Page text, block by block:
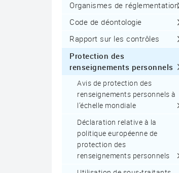
Organismes de réglementation
Code de déontologie
Rapport sur les contrôles
Protection des
renseignements personnels
Avis de protection des
renseignements personnels à
l’échelle mondiale
Déclaration relative à la
politique européenne de
protection des
renseignements personnels